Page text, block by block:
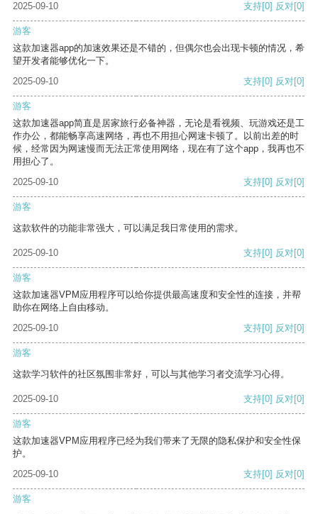
2025-09-10 支持[0] 反对[0]
游客
这款加速器app的加速效果还是不错的，但偶尔也会出现卡顿的情况，希
望开发者能够优化一下。
2025-09-10
支持[0] 反对[0]
游客
这款加速器app简直是居家旅行必备神器，无论是看视频、玩游戏还是工
作办公，都能畅享高速网络，再也不用担心网速卡顿了。以前出差的时
候，经常因为网速慢而无法正常使用网络，现在有了这个app，我再也不
用担心了。
2025-09-10
支持[0] 反对[0]
游客
这款软件的功能非常强大，可以满足我日常使用的需求。
2025-09-10 支持[0] 反对[0]
游客
这款加速器VPM应用程序可以给你提供最高速度和安全性的连接，并帮
助你在网络上自由移动。
2025-09-10
支持[0] 反对[0]
游客
这款学习软件的社区氛围非常好，可以与其他学习者交流学习心得。
2025-09-10 支持[0] 反对[0]
游客
这款加速器VPM应用程序已经为我们带来了无限的隐私保护和安全性保
护。
2025-09-10
支持[0] 反对[0]
游客